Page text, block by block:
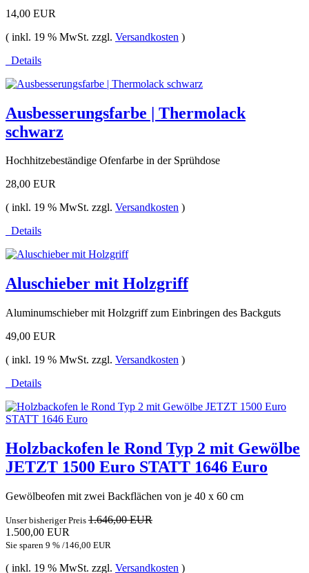
14,00 EUR
( inkl. 19 % MwSt. zzgl. Versandkosten )
Details
Ausbesserungsfarbe | Thermolack
schwarz
Hochhitzebeständige Ofenfarbe in der Sprühdose
28,00 EUR
( inkl. 19 % MwSt. zzgl. Versandkosten )
Details
Aluschieber mit Holzgriff
Aluminumschieber mit Holzgriff zum Einbringen des Backguts
49,00 EUR
( inkl. 19 % MwSt. zzgl. Versandkosten )
Details
Holzbackofen le Rond Typ 2 mit Gewölbe
JETZT 1500 Euro STATT 1646 Euro
Gewölbeofen mit zwei Backflächen von je 40 x 60 cm
Unser bisheriger Preis 1.646,00 EUR
1.500,00 EUR
Sie sparen 9 % /146,00 EUR
( inkl. 19 % MwSt. zzgl. Versandkosten )